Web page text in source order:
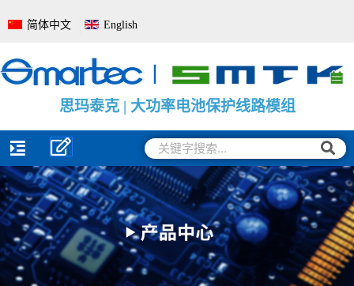
至
容
简体中文 English
思玛泰克 | 电池管理系统全面解决方
思玛泰克 | 大功率电池保护线路模组
思玛泰克 | 电池电量监测保护 板
搜
索
搜
索